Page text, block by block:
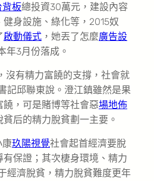
背板總投資30萬元，建設內容
身設施、綠化等，2015奴
啟動儀式 ，她丟了怎麼廣告設
年3月份落成。
沒有精力富饒的支撐，社會就
記邱聯東說。澄江鎮雖然是果
，可是賭博等社會惡場地佈
后的精力脫貧劃一主要。
康玖陽視覺社會起首經濟要脫
保證；其次棲身環境、精力
經濟脫貧，精力脫貧難度更年